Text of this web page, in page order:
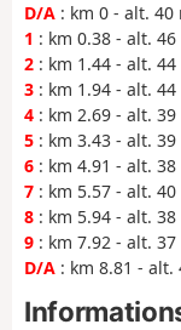
D/A : km 0 - alt. 40
1 : km 0.38 - alt.
2 : km 1.44 - alt.
3 : km 1.94 - alt.
4 : km 2.69 - alt.
5 : km 3.43 - alt. 39
6 : km 4.91 - alt.
7 : km 5.57 - alt.
8 : km 5.94 - alt.
9 : km 7.92 - alt.
D/A : km 8.81 - alt.